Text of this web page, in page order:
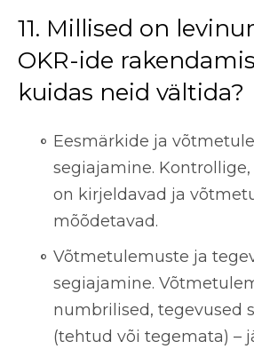
11. Millised on
OKR-ide
kuidas neid vältida?
Eesmärkide ja
segiajamine.
on kirjeldavad ja
mõõdetavad.
Võtmetulemuste ja
segiajamine.
numbrilised, tegevused
(tehtud või tegemata) –